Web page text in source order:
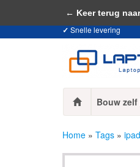
✓ Snelle levering
Bouw zelf
Home » Tags »
← Keer terug